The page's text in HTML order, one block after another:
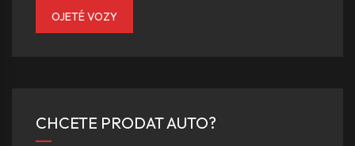
OJETÉ VOZY
CHCETE PRODAT AUTO?